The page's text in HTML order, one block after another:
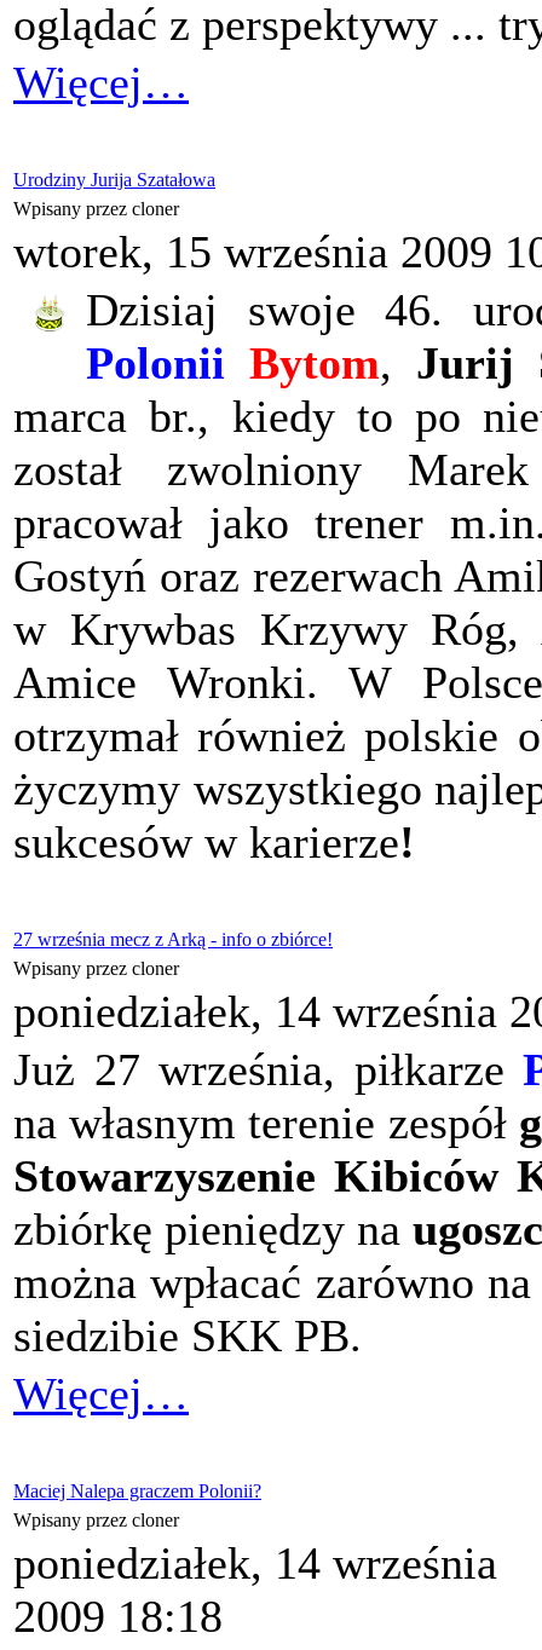
oglądać z perspektywy ...
Więcej…
Urodziny Jurija Szatałowa
Wpisany przez cloner
wtorek, 15 września 2009
Dzisiaj swoje 46.
Polonii Bytom, Jurij
marca br., kiedy to po
został zwolniony
pracował jako trener
Gostyń oraz rezerwach
w Krywbas Krzywy Róg,
Amice Wronki. W
otrzymał również polskie
życzymy wszystkiego
sukcesów w karierze!
27 września mecz z Arką - info o zbiórce!
Wpisany przez cloner
poniedziałek, 14 września
Już 27 września, piłkarze
na własnym terenie zespół
Stowarzyszenie Kibiców
zbiórkę pieniędzy na
można wpłacać zarówno
siedzibie SKK PB.
Więcej…
Maciej Nalepa graczem Polonii?
Wpisany przez cloner
poniedziałek, 14 września
2009 18:18